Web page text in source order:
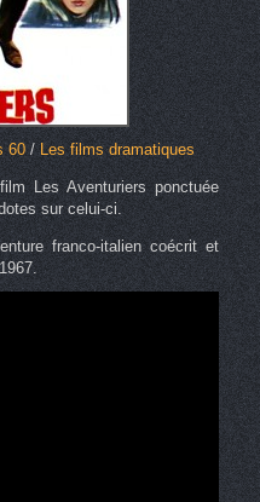
60/Les films dramatiques
Les Aventuriers ponctuée
sur celui-ci.
franco-italien coécrit et